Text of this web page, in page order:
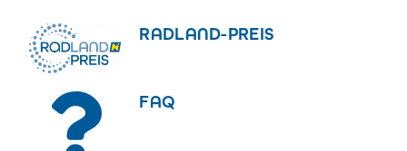
RADLAND-PREIS
FAQ